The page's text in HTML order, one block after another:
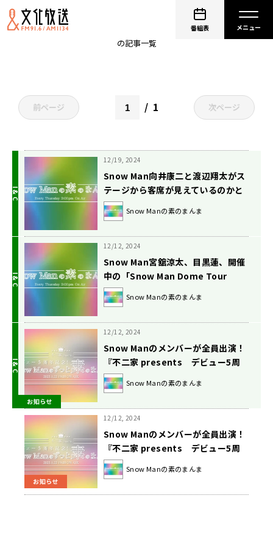
番組表
Snow Manの素のまんま
の記事一覧
前ページ 1 次ページ
12/19, 2024
Snow Man向井康二と渡辺翔太がス
テージから客席が見えているのかと
いう疑問に答える！向井「今回、い
ろんな演出があるんですけど、上の
Snow Manの素のまんま
12/12, 2024
Snow Man宮舘涼太、目黒蓮、開催
中の「Snow Man Dome Tour
2024 RAYS」への思いを語る！宮舘
「無事、5大ドームを終えてまたレベ
Snow Manの素のまんま
お知らせ
12/12, 2024
Snow Manのメンバーが全員出演！
『不二家 presents デビュー5周
年記念！ Snow Manのずっと素のま
んま』2025年1月22日（水）午後7
Snow Manの素のまんま
お知らせ
12/12, 2024
Snow Manのメンバーが全員出演！
『不二家 presents デビュー5周
年記念！ Snow Manのずっと素のま
んま』2025年1月22日（水）午後7
Snow Manの素のまんま